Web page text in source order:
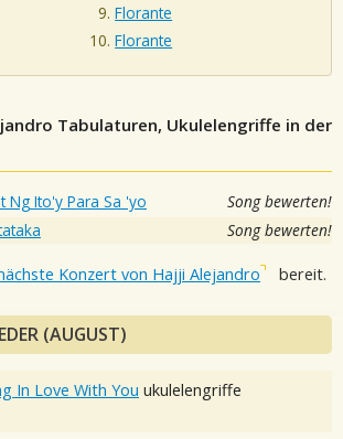
Florante
Florante
Tabulaturen, Ukulelengriffe in der
Ng Ito'y Para Sa 'yo Song bewerten!
Song bewerten!
Konzert von Hajji Alejandro bereit.
(AUGUST)
In Love With You ukulelengriffe